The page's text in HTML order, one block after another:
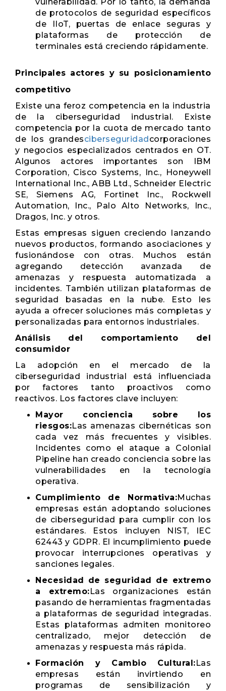
de protocolos de seguridad específicos
de IIoT, puertas de enlace seguras y
plataformas de protección de
terminales está creciendo rápidamente.
Principales actores y su posicionamiento
competitivo
Existe una feroz competencia en la industria
de la ciberseguridad industrial. Existe
competencia por la cuota de mercado tanto
de los grandesciberseguridadcorporaciones
y negocios especializados centrados en OT.
Algunos actores importantes son IBM
Corporation, Cisco Systems, Inc., Honeywell
International Inc., ABB Ltd., Schneider Electric
SE, Siemens AG, Fortinet Inc., Rockwell
Automation, Inc., Palo Alto Networks, Inc.,
Dragos, Inc. y otros.
Estas empresas siguen creciendo lanzando
nuevos productos, formando asociaciones y
fusionándose con otras. Muchos están
agregando detección avanzada de
amenazas y respuesta automatizada a
incidentes. También utilizan plataformas de
seguridad basadas en la nube. Esto les
ayuda a ofrecer soluciones más completas y
personalizadas para entornos industriales.
Análisis del comportamiento del
consumidor
La adopción en el mercado de la
ciberseguridad industrial está influenciada
por factores tanto proactivos como
reactivos. Los factores clave incluyen:
Mayor conciencia sobre los
riesgos:Las amenazas cibernéticas son
cada vez más frecuentes y visibles.
Incidentes como el ataque a Colonial
Pipeline han creado conciencia sobre las
vulnerabilidades en la tecnología
operativa.
Cumplimiento de Normativa:Muchas
empresas están adoptando soluciones
de ciberseguridad para cumplir con los
estándares. Estos incluyen NIST, IEC
62443 y GDPR. El incumplimiento puede
provocar interrupciones operativas y
sanciones legales.
Necesidad de seguridad de extremo
a extremo:Las organizaciones están
pasando de herramientas fragmentadas
a plataformas de seguridad integradas.
Estas plataformas admiten monitoreo
centralizado, mejor detección de
amenazas y respuesta más rápida.
Formación y Cambio Cultural:Las
empresas están invirtiendo en
programas de sensibilización y